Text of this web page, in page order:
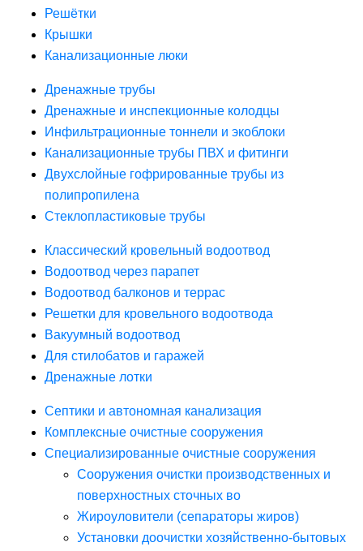
Решётки
Крышки
Канализационные люки
Дренажные трубы
Дренажные и инспекционные колодцы
Инфильтрационные тоннели и экоблоки
Канализационные трубы ПВХ и фитинги
Двухслойные гофрированные трубы из
полипропилена
Стеклопластиковые трубы
Классический кровельный водоотвод
Водоотвод через парапет
Водоотвод балконов и террас
Решетки для кровельного водоотвода
Вакуумный водоотвод
Для стилобатов и гаражей
Дренажные лотки
Септики и автономная канализация
Комплексные очистные сооружения
Специализированные очистные сооружения
Сооружения очистки производственных и
поверхностных сточных во
Жироуловители (сепараторы жиров)
Установки доочистки хозяйственно-бытовых